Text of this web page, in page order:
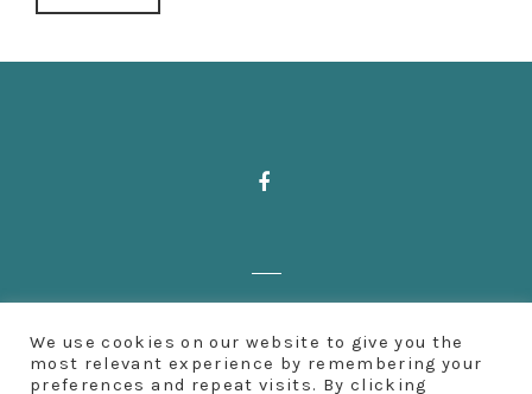
| 50931 Köln | Fon: 0221 500 65 501 |
We use cookies on our website to give you the
most relevant experience by remembering your
preferences and repeat visits. By clicking